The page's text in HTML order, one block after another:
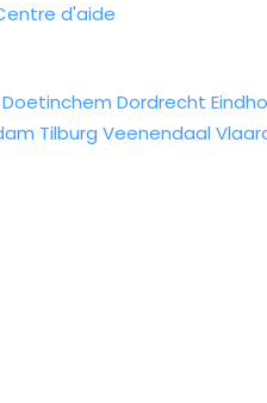
d'aide
Doetinchem Dordrecht
Tilburg Veenendaal